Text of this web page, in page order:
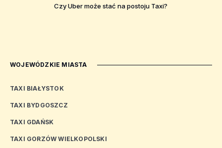
Czy Uber może stać na postoju Taxi?
WOJEWÓDZKIE MIASTA
TAXI BIAŁYSTOK
TAXI BYDGOSZCZ
TAXI GDAŃSK
TAXI GORZÓW WIELKOPOLSKI